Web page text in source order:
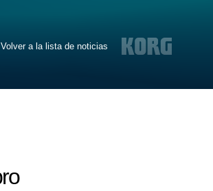
Volver a la lista de noticias